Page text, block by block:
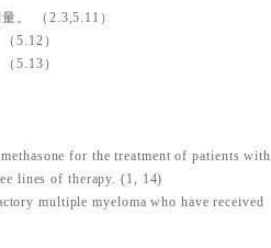
。 （2.3,5.11）
5.12）
5.13）
for the treatment of patients with
lines of therapy. (1, 14)
multiple myeloma who have received